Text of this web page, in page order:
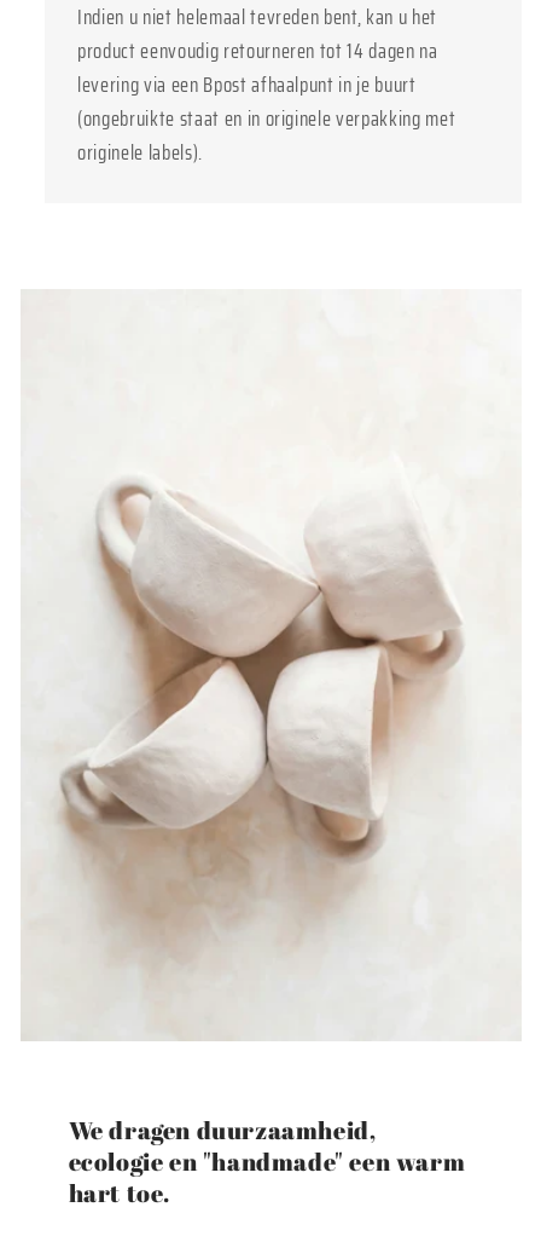
Indien u niet helemaal tevreden bent, kan u het
product eenvoudig retourneren tot 14 dagen na
levering via een Bpost afhaalpunt in je buurt
(ongebruikte staat en in originele verpakking met
originele labels).
We dragen duurzaamheid,
ecologie en "handmade" een warm
hart toe.